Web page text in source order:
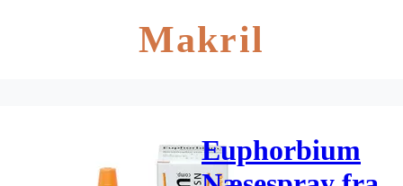
Makril
Euphorbium